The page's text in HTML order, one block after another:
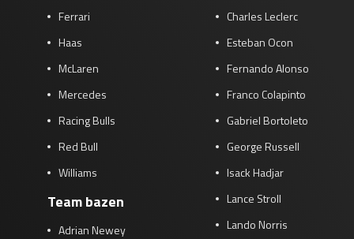
Ferrari
Haas
McLaren
Mercedes
Racing Bulls
Red Bull
Williams
Team bazen
Adrian Newey
Charles Leclerc
Esteban Ocon
Fernando Alonso
Franco Colapinto
Gabriel Bortoleto
George Russell
Isack Hadjar
Lance Stroll
Lando Norris